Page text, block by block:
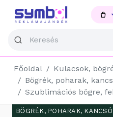
Főoldal
Kulacsok,
Bögrék, poharak,
Szublimációs bögre,
BÖGRÉK, POHARAK,